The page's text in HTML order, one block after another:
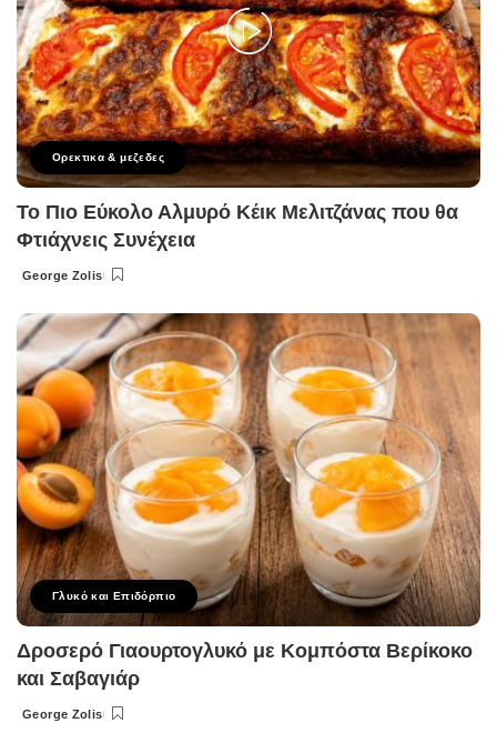
Ορεκτικα & μεζεδες
Το Πιο Εύκολο Αλμυρό Κέικ Μελιτζάνας που θα
Φτιάχνεις Συνέχεια
Posted
George Zolis
Γλυκό και Επιδόρπιο
Δροσερό Γιαουρτογλυκό με Κομπόστα Βερίκοκο
και Σαβαγιάρ
Posted
George Zolis